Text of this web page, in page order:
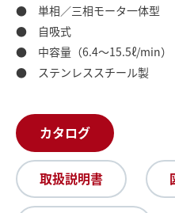
● 単相／三相モータ一体型
● 自吸式
● 中容量（6.4～15.5ℓ/min）
● ステンレススチール製
カタログ
取扱説明書